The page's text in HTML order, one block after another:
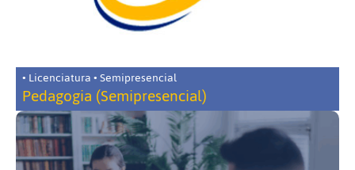
• Licenciatura • Semipresencial
Pedagogia (Semipresencial)